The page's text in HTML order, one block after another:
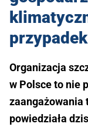
przypadek
Organizacja
w Polsce to nie
zaangażowania
powiedziała